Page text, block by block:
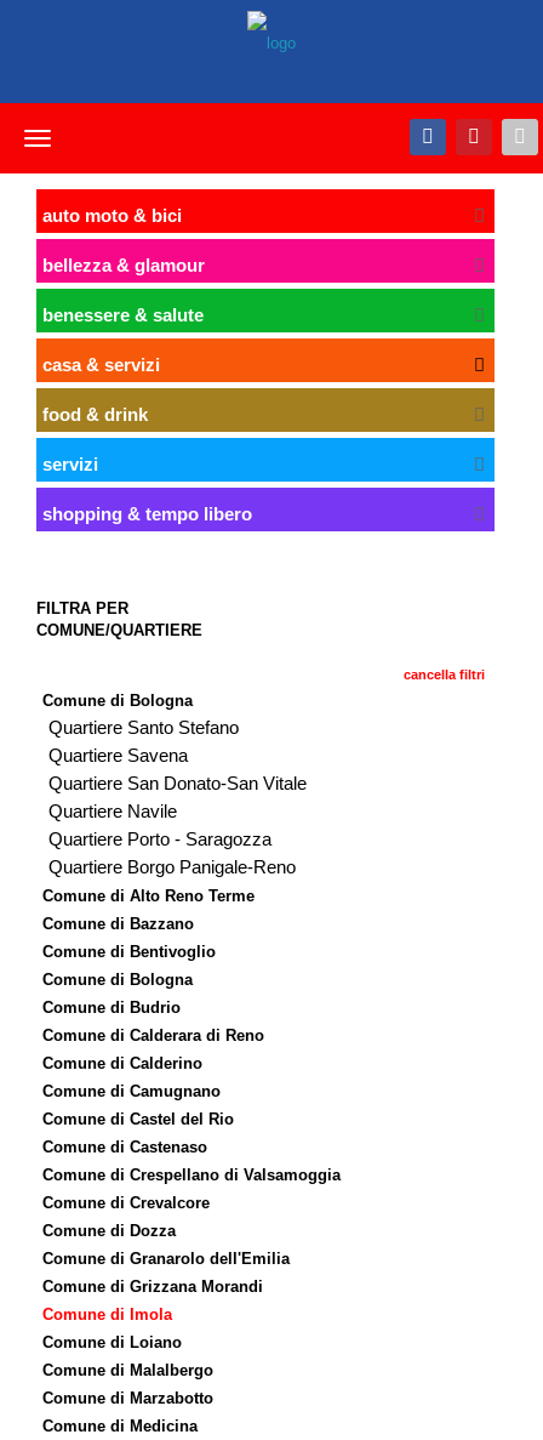
Toggle
auto moto & bici
bellezza & glamour
benessere & salute
casa & servizi
food & drink
servizi
shopping & tempo libero
FILTRA PER
COMUNE/QUARTIERE
cancella filtri
Comune di Bologna
Quartiere Santo Stefano
Quartiere Savena
Quartiere San Donato-San Vitale
Quartiere Navile
Quartiere Porto - Saragozza
Quartiere Borgo Panigale-Reno
Comune di Alto Reno Terme
Comune di Bazzano
Comune di Bentivoglio
Comune di Bologna
Comune di Budrio
Comune di Calderara di Reno
Comune di Calderino
Comune di Camugnano
Comune di Castel del Rio
Comune di Castenaso
Comune di Crespellano di Valsamoggia
Comune di Crevalcore
Comune di Dozza
Comune di Granarolo dell'Emilia
Comune di Grizzana Morandi
Comune di Imola
Comune di Loiano
Comune di Malalbergo
Comune di Marzabotto
Comune di Medicina